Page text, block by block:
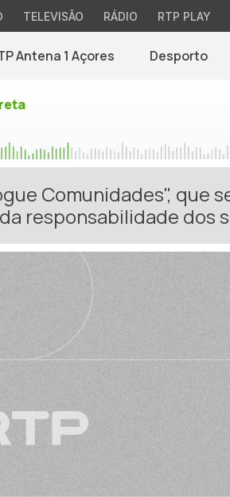
TELEVISÃO RÁDIO RTP PLAY
Antena 1 Açores Desporto
Comunidades", que
responsabilidade dos